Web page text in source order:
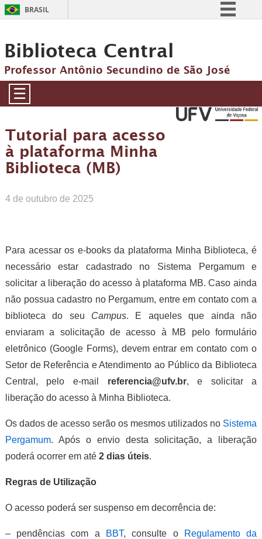
BRASIL
Comunica BR
Participe
Canais
Biblioteca Central
Professor Antônio Secundino de São José
☰
Tutorial para acesso
à plataforma Minha
Biblioteca (MB)
4 de outubro de 2025
Para acessar os e-books da plataforma Minha Biblioteca, é
necessário estar cadastrado no Sistema Pergamum e
solicitar a liberação do acesso à plataforma MB. Caso ainda
não possua cadastro no Pergamum, entre em contato com a
biblioteca do seu Campus. E aqueles que ainda não
enviaram a solicitação de acesso à MB pelo formulário
eletrônico (Google Forms), devem entrar em contato com o
Setor de Referência e Atendimento ao Público da Biblioteca
Central, pelo e-mail referencia@ufv.br, e solicitar a
liberação do acesso à Minha Biblioteca.
Os dados de acesso serão os mesmos utilizados no Sistema
Pergamum. Após o envio desta solicitação, a liberação
poderá ocorrer em até 2 dias úteis.
Regras de Utilização
O acesso poderá ser suspenso em decorrência de:
– pendências com a BBT, consulte o
Regulamento da